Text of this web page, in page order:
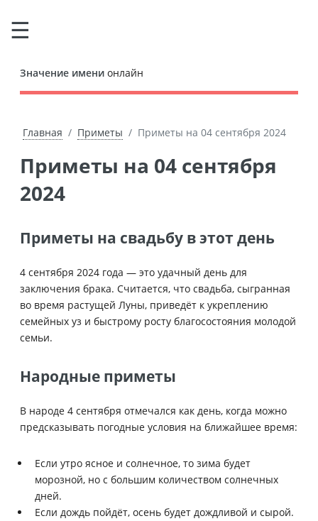
Значение имени онлайн
Главная Приметы Приметы на 04 сентября 2024
Приметы на 04 сентября
2024
Приметы на свадьбу в этот день
4 сентября 2024 года — это удачный день для
заключения брака. Считается, что свадьба, сыгранная
во время растущей Луны, приведёт к укреплению
семейных уз и быстрому росту благосостояния молодой
семьи.
Народные приметы
В народе 4 сентября отмечался как день, когда можно
предсказывать погодные условия на ближайшее время:
Если утро ясное и солнечное, то зима будет
морозной, но с большим количеством солнечных
дней.
Если дождь пойдёт, осень будет дождливой и сырой.